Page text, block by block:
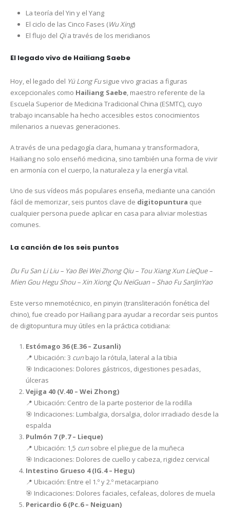
La teoría del Yin y el Yang
El ciclo de las Cinco Fases (Wu Xing)
El flujo del Qia través de los meridianos
El legado vivo de Hailiang Saebe
Hoy, el legado del Yü Long Fusigue vivo gracias a figuras
excepcionales como Hailiang Saebe, maestro referente de la
Escuela Superior de Medicina Tradicional China (ESMTC), cuyo
trabajo incansable ha hecho accesibles estos conocimientos
milenarios a nuevas generaciones.
A través de una pedagogía clara, humana y transformadora,
Hailiang no solo enseñó medicina, sino también una forma de vivir
en armonía con el cuerpo, la naturaleza y la energía vital.
Uno de sus vídeos más populares enseña, mediante una canción
fácil de memorizar, seis puntos clave de digitopuntura que
cualquier persona puede aplicar en casa para aliviar molestias
comunes.
La canción de los seis puntos
Du Fu San Li Liu – Yao Bei Wei Zhong Qiu – Tou Xiang Xun LieQue –
Mien Gou Hegu Shou – Xin Xiong Qu NeiGuan – Shao Fu SanJinYao
Este verso mnemotécnico, en pinyin (transliteración fonética del
chino), fue creado por Hailiang para ayudar a recordar seis puntos
de digitopuntura muy útiles en la práctica cotidiana:
Estómago 36 (E.36 – Zusanli)
📍 Ubicación: 3 cunbajo la rótula, lateral a la tibia
🎯 Indicaciones: Dolores gástricos, digestiones pesadas,
úlceras
Vejiga 40 (V.40 – Wei Zhong)
📍 Ubicación: Centro de la parte posterior de la rodilla
🎯 Indicaciones: Lumbalgia, dorsalgia, dolor irradiado desde la
espalda
Pulmón 7 (P.7 – Lieque)
📍 Ubicación: 1,5 cunsobre el pliegue de la muñeca
🎯 Indicaciones: Dolores de cuello y cabeza, rigidez cervical
Intestino Grueso 4 (IG.4 – Hegu)
📍 Ubicación: Entre el 1.º y 2.º metacarpiano
🎯 Indicaciones: Dolores faciales, cefaleas, dolores de muela
Pericardio 6 (Pc.6 – Neiguan)